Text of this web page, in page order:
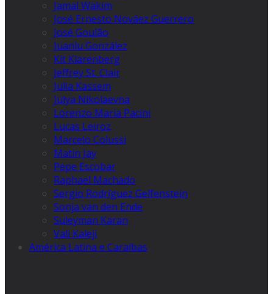
Jamal Wakim
José Ernesto Nováez Guerrero
José Goulão
Juanlu González
Kit Klarenberg
Jeffrey St. Clair
Julia Kassem
Julya Nikolaevna
Lorenzo Maria Pacini
Lucas Leiroz
Marcelo Colussi
Matin Jay
Pepe Escobar
Raphael Machado
Sergio Rodríguez Gelfenstein
Sonja van den Ende
Suleyman Karan
Vali Kaleji
América Latina e Caraíbas